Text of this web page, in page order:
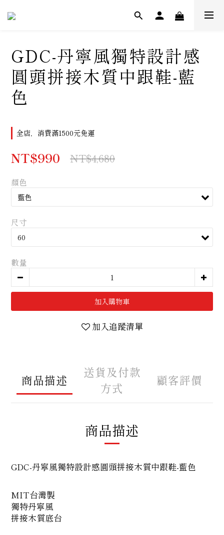
GDC-丹寧風獨特設計感
圓頭拼接木質中跟鞋-藍
色
全店，消費滿1500元免運
NT$990 NT$4,680
顏色
尺寸
數量
加入購物車
加入追蹤清單
商品描述
送貨及付款
方式
顧客評價
商品描述
GDC-丹寧風獨特設計感圓頭拼接木質中跟鞋-藍色
MIT台灣製
獨特丹寧風
拼接木質底台